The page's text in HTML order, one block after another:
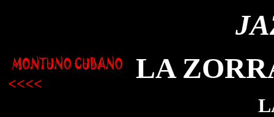
<<<<
LA